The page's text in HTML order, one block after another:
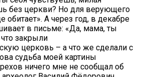
без церкви? Но для верующего
обитает». А через год, в декабре
в письме: «Да, мама, ты
закрыли
церковь – а что же сделали с
судьба моей картины
ничего мне не сообщал об